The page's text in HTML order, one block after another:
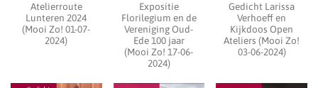
Atelierroute
Lunteren 2024
(Mooi Zo! 01-07-
2024)
Expositie
Florilegium en de
Vereniging Oud-
Ede 100 jaar
(Mooi Zo! 17-06-
2024)
Gedicht Larissa
Verhoeff en
Kijkdoos Open
Ateliers (Mooi Zo!
03-06-2024)